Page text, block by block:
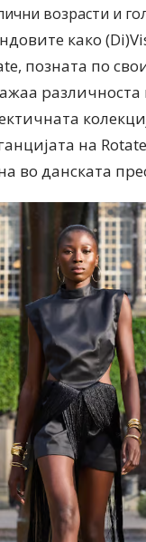
возрасти и
како
позната по
различноста
на
во данската